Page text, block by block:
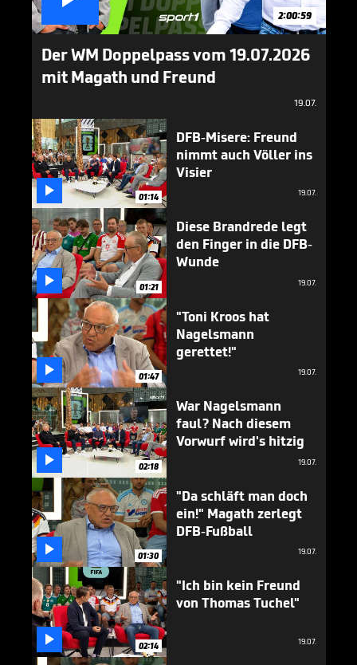
2:00:59
Der WM Doppelpass vom 19.07.2026
mit Magath und Freund
19.07.
 01:14
DFB-Misere: Freund
nimmt auch Völler ins
Visier
19.07.
 01:21
Diese Brandrede legt
den Finger in die DFB-
Wunde
19.07.
 01:47
"Toni Kroos hat
Nagelsmann
gerettet!"
19.07.
 02:18
War Nagelsmann
faul? Nach diesem
Vorwurf wird's hitzig
19.07.
 01:30
"Da schläft man doch
ein!" Magath zerlegt
DFB-Fußball
19.07.
 02:14
"Ich bin kein Freund
von Thomas Tuchel"
19.07.